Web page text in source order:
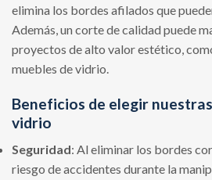
elimina los bordes afilados que
Además, un corte de calidad puede
proyectos de alto valor estético,
muebles de vidrio.
Beneficios de elegir
vidrio
Seguridad: Al eliminar los bordes
riesgo de accidentes durante la